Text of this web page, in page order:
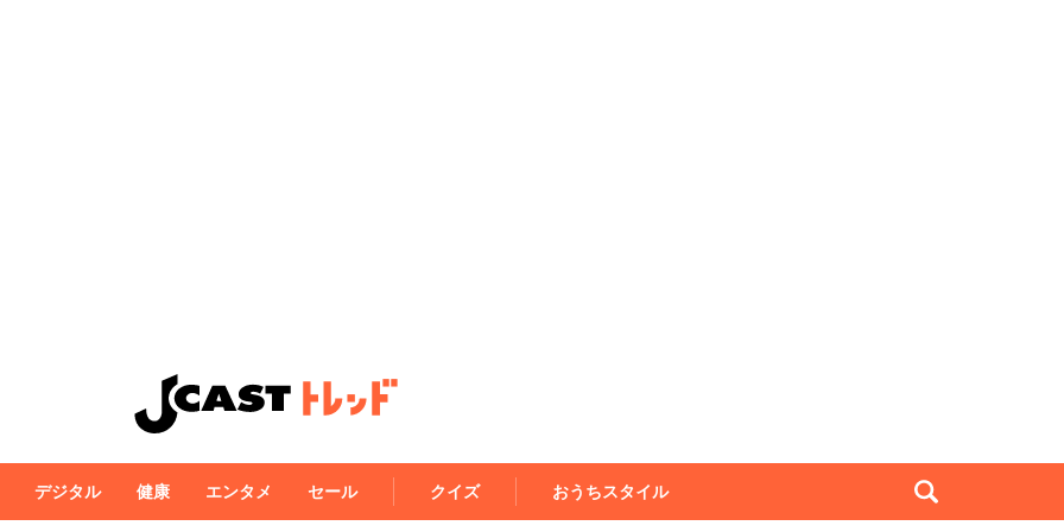
デジタル 健康 エンタメ セール クイズ おうちスタイル